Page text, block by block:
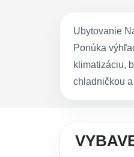
Ubytovanie
Ponúka
klimatizáciu,
chladničkou